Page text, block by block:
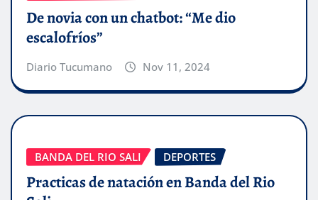
De novia con un chatbot: “Me dio
escalofríos”
Diario Tucumano Nov 11, 2024
BANDA DEL RIO SALI DEPORTES
Practicas de natación en Banda del Rio